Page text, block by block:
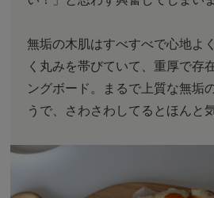
無垢の木肌はすべすべで心地よ
く丸みを帯びていて、重厚で存
ングボード。まるで上質な無垢
うで、さわさわしてるとほんと